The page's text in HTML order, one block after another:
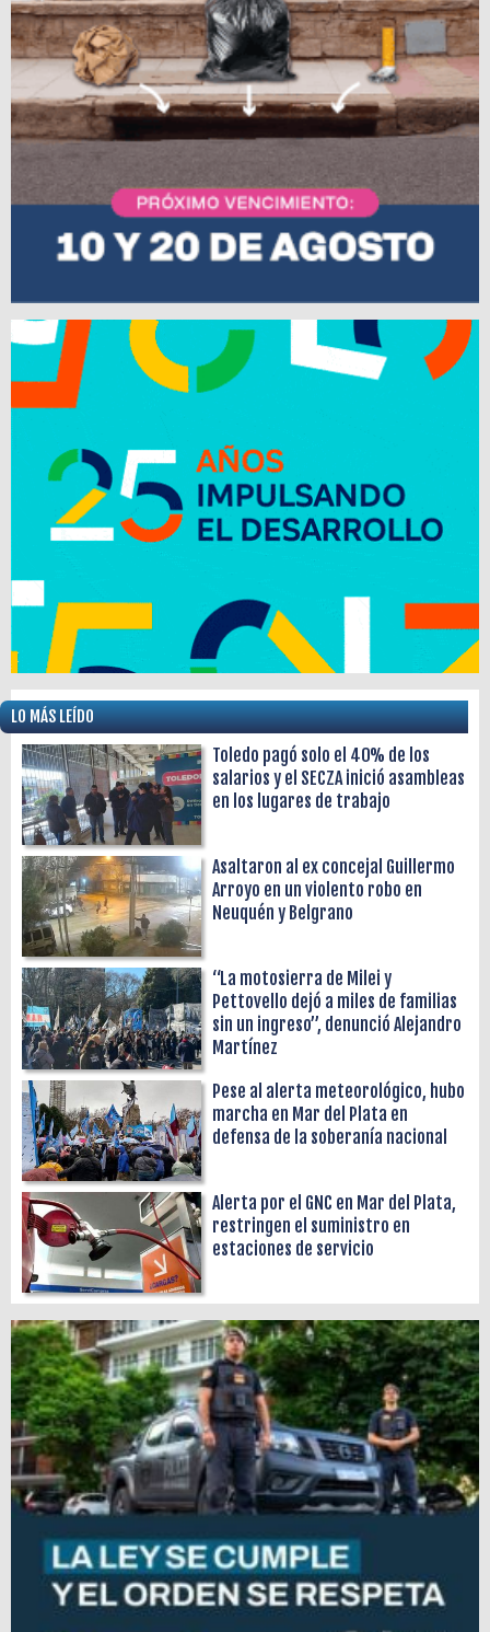
LO MÁS LEÍDO
Toledo pagó solo el 40% de los
salarios y el SECZA inició asambleas
en los lugares de trabajo
Asaltaron al ex concejal Guillermo
Arroyo en un violento robo en
Neuquén y Belgrano
“La motosierra de Milei y
Pettovello dejó a miles de familias
sin un ingreso”, denunció Alejandro
Martínez
Pese al alerta meteorológico, hubo
marcha en Mar del Plata en
defensa de la soberanía nacional
Alerta por el GNC en Mar del Plata,
restringen el suministro en
estaciones de servicio